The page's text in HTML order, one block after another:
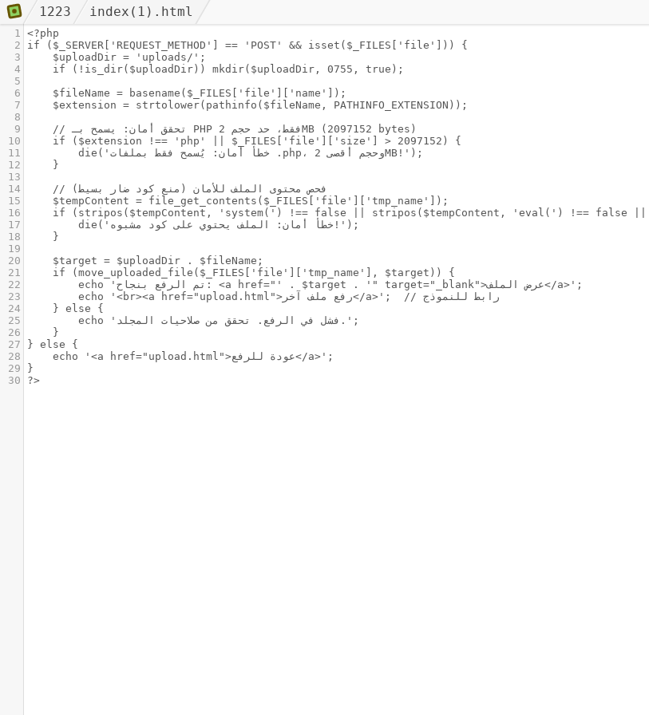
1223 index(1).html
1 <?php
2
if ($_SERVER['REQUEST_METHOD'] == 'POST' && isset($_FILES['file'])) {
3
$uploadDir = 'uploads/';
4
if (!is_dir($uploadDir)) mkdir($uploadDir, 0755, true);
5
6
$fileName = basename($_FILES['file']['name']);
7
$extension = strtolower(pathinfo($fileName, PATHINFO_EXTENSION));
8
9
// تحقق أمان: يسمح بـ PHP فقط، حد حجم 2MB (2097152 bytes)
10
if ($extension !== 'php' || $_FILES['file']['size'] > 2097152) {
11
die('خطأ أمان: يُسمح فقط بملفات .php، وحجم أقصى 2MB!');
12
}
13
14
// فحص محتوى الملف للأمان (منع كود ضار بسيط)
15
$tempContent = file_get_contents($_FILES['file']['tmp_name']);
16
if (stripos($tempContent, 'system(') !== false || stripos($tempContent, 'eval(') !== false
17
die('خطأ أمان: الملف يحتوي على كود مشبوه!');
18
}
19
20
$target = $uploadDir . $fileName;
21
if (move_uploaded_file($_FILES['file']['tmp_name'], $target)) {
22
echo 'تم الرفع بنجاح: <a href="' . $target . '" target="_blank">عرض الملف</a>';
23
echo '<br><a href="upload.html">رفع ملف آخر</a>';  // رابط للنموذج
24
} else {
25
echo 'فشل في الرفع. تحقق من صلاحيات المجلد.';
26
}
27
} else {
28
echo '<a href="upload.html">عودة للرفع</a>';
29
}
30
?>